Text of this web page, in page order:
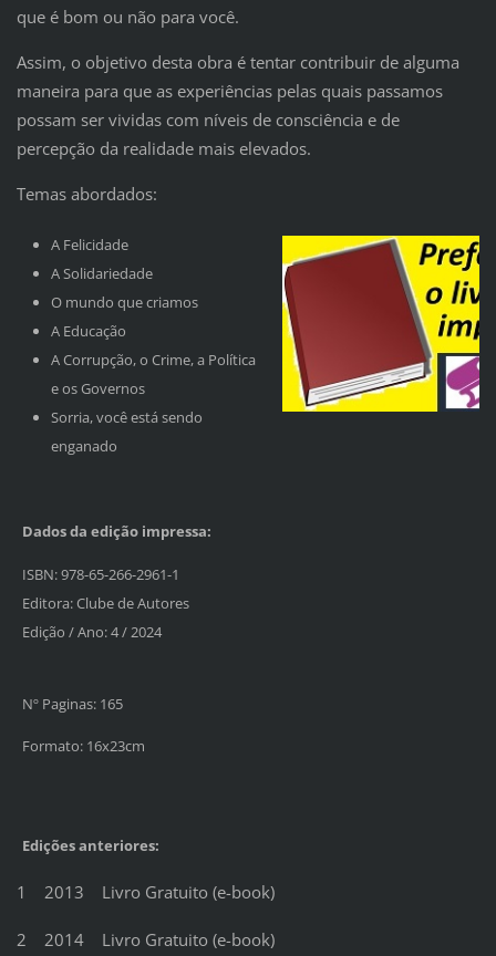
que é bom ou não para você.
Assim, o objetivo desta obra é tentar contribuir de alguma
maneira para que as experiências pelas quais passamos
possam ser vividas com níveis de consciência e de
percepção da realidade mais elevados.
Temas abordados:
A Felicidade
A Solidariedade
O mundo que criamos
A Educação
A Corrupção, o Crime, a Política
e os Governos
Sorria, você está sendo
enganado
Dados da edição impressa:
ISBN:978-65-266-2961-1
Editora:Clube de Autores
Edição / Ano: 4 / 2024
Nº Paginas: 165
Formato: 16x23cm
Edições anteriores:
1 2013 Livro Gratuito (e-book)
2 2014 Livro Gratuito (e-book)